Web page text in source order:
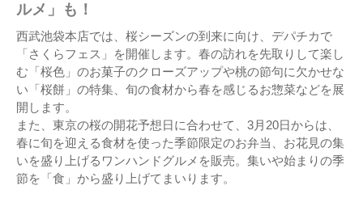
ルメ」も！
西武池袋本店では、桜シーズンの到来に向け、デパチカで
「さくらフェス」を開催します。春の訪れを先取りして楽し
む「桜色」のお菓子のクローズアップや桃の節句に欠かせな
い「桜餅」の特集、旬の食材から春を感じるお惣菜などを展
開します。
また、東京の桜の開花予想日に合わせて、3月20日からは、
春に旬を迎える食材を使った季節限定のお弁当、お花見の集
いを盛り上げるワンハンドグルメを販売。集いや始まりの季
節を「食」から盛り上げてまいります。